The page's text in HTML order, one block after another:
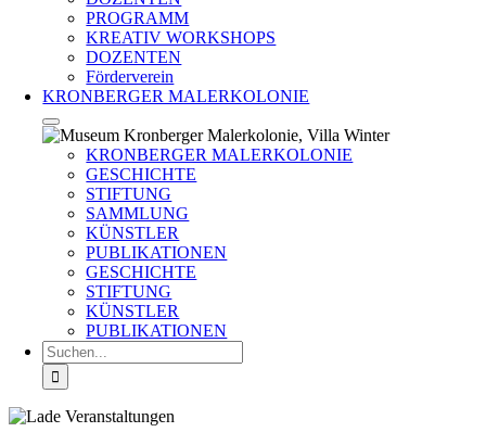
PROGRAMM
KREATIV WORKSHOPS
DOZENTEN
Förderverein
KRONBERGER MALERKOLONIE
KRONBERGER MALERKOLONIE
GESCHICHTE
STIFTUNG
SAMMLUNG
KÜNSTLER
PUBLIKATIONEN
GESCHICHTE
STIFTUNG
KÜNSTLER
PUBLIKATIONEN
Suche
nach: